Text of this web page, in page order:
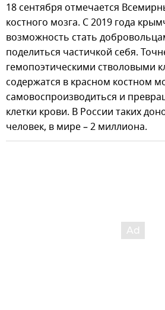
18 сентября отмечается
костного мозга. С 2019 года
возможность стать
поделиться частичкой себя.
гемопоэтическими стволовыми
содержатся в красном костном
самовоспроизводиться и
клетки крови. В России таких
человек, в мире – 2 миллиона.